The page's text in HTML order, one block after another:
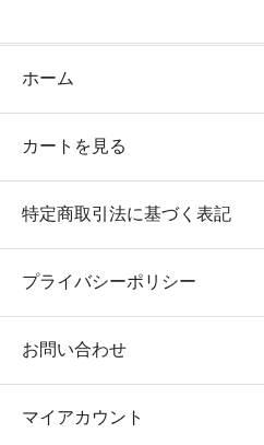
ホーム
カートを見る
特定商取引法に基づく表記
プライバシーポリシー
お問い合わせ
マイアカウント